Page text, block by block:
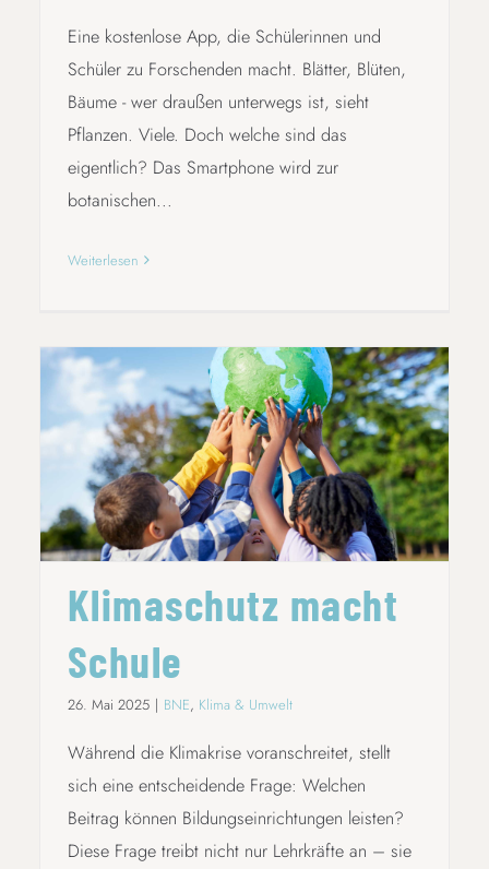
Eine kostenlose App, die Schülerinnen und
Schüler zu Forschenden macht. Blätter, Blüten,
Bäume - wer draußen unterwegs ist, sieht
Pflanzen. Viele. Doch welche sind das
eigentlich? Das Smartphone wird zur
botanischen...
Weiterlesen
KLIMASCHUTZ MACHT SCHULE
Klimaschutz macht
Schule
26. Mai 2025 | BNE, Klima & Umwelt
Während die Klimakrise voranschreitet, stellt
sich eine entscheidende Frage: Welchen
Beitrag können Bildungseinrichtungen leisten?
Diese Frage treibt nicht nur Lehrkräfte an – sie